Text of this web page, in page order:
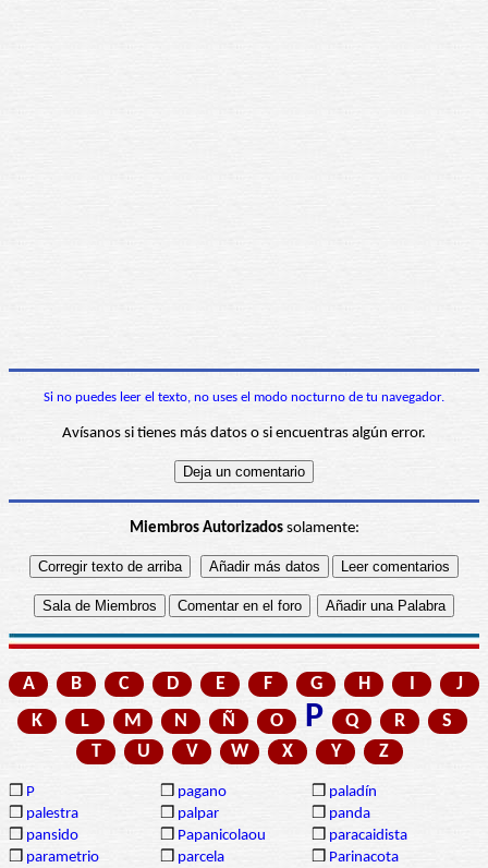
Si no puedes leer el texto, no uses el modo nocturno de tu navegador.
Avísanos si tienes más datos o si encuentras algún error.
Miembros Autorizadossolamente:
A B C D E F G H I
J
K
L M N Ñ O P Q R
S
T
U V W X Y Z
❒ P ❒ pagano ❒ paladín
❒ palestra ❒ palpar ❒ panda
❒ pansido ❒ Papanicolaou ❒ paracaidista
❒ parametrio ❒ parcela ❒ Parinacota